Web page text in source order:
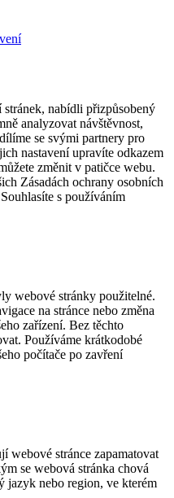
nabídli přizpůsobený
analyzovat návštěvnost,
se svými partnery pro
nastavení upravíte odkazem
změnit v patičce webu.
Zásadách ochrany osobních
s používáním
webové stránky použitelné.
na stránce nebo změna
zařízení. Bez těchto
Používáme krátkodobé
počítače po zavření
webové stránce zapamatovat
se webová stránka chová
jazyk nebo region, ve kterém